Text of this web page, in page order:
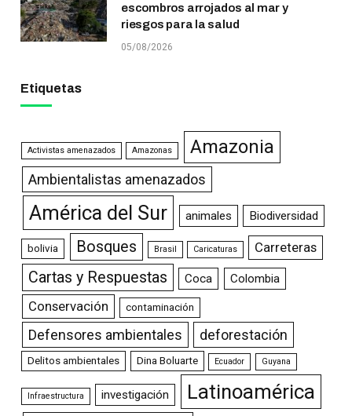
escombros arrojados al mar y
riesgos para la salud
05/08/2026
Etiquetas
Activistas amenazados Amazonas Amazonia
Ambientalistas amenazados
América del Sur animales Biodiversidad
bolivia Bosques Brasil Caricaturas Carreteras
Cartas y Respuestas Coca Colombia
Conservación contaminación
Defensores ambientales deforestación
Delitos ambientales Dina Boluarte Ecuador Guyana
Infraestructura investigación Latinoamérica